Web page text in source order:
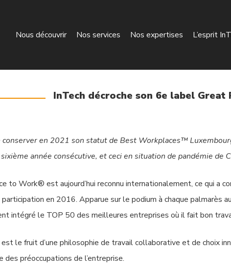
to close
Nous découvrir Nos services Nos expertises L’esprit
InTech décroche son 6e label
conserver en 2021 son statut de Best Workplaces™
année consécutive, et ceci en situation de pandémie de
to Work® est aujourd’hui reconnu internationalement, ce qui a
en 2016. Apparue sur le podium à chaque palmarès
intégré le TOP 50 des meilleures entreprises où il fait bon
le fruit d’une philosophie de travail collaborative et de choix
des préoccupations de l’entreprise.